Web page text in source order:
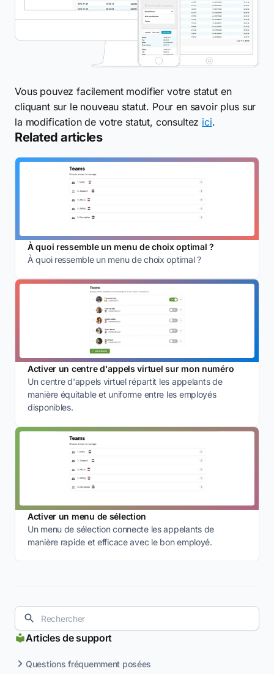
Articles de support
Questions fréquemment posées
Vous pouvez facilement modifier votre statut en
cliquant sur le nouveau statut. Pour en savoir plus sur
la modification de votre statut, consultez ici.
Related articles
À quoi ressemble un menu de choix optimal ?
À quoi ressemble un menu de choix optimal ?
Activer un centre d'appels virtuel sur mon numéro
Un centre d'appels virtuel répartit les appelants de
manière équitable et uniforme entre les employés
disponibles.
Activer un menu de sélection
Un menu de sélection connecte les appelants de
manière rapide et efficace avec le bon employé.